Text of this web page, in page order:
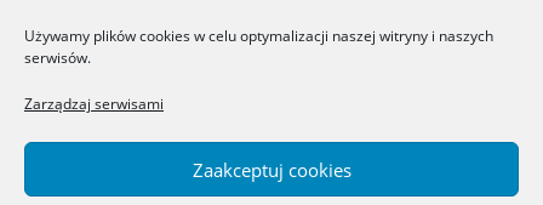
Używamy plików cookies w celu optymalizacji naszej witryny i naszych
serwisów.
Zarządzaj serwisami
Zaakceptuj cookies
05/08/2026 wNaszejBajce
Możliwość komentowania